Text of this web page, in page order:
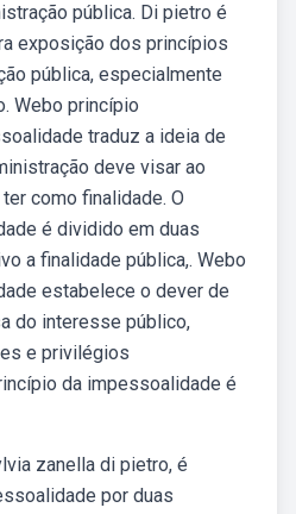
pública. Di pietro é
exposição dos princípios
pública, especialmente
Webo princípio
traduz a ideia de
deve visar ao
como finalidade. O
é dividido em duas
a finalidade pública,. Webo
estabelece o dever de
do inte­res­se público,
e pri­vilégios
da impessoalidade é
zanella di pietro, é
por duas